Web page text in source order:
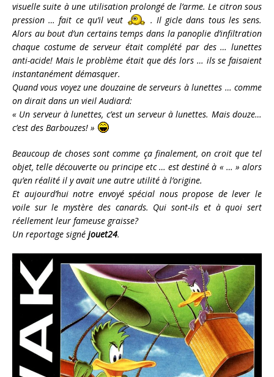
visuelle suite à une utilisation prolongé de l’arme. Le citron sous
pression … fait ce qu’il veut
. Il gicle dans tous les sens.
Alors au bout d’un certains temps dans la panoplie d’infiltration
chaque costume de serveur était complété par des … lunettes
anti-acide! Mais le problème était que dés lors … ils se faisaient
instantanément démasquer.
Quand vous voyez une douzaine de serveurs à lunettes … comme
on dirait dans un vieil Audiard:
« Un serveur à lunettes, c’est un serveur à lunettes. Mais douze…
c’est des Barbouzes! »
Beaucoup de choses sont comme ça finalement, on croit que tel
objet, telle découverte ou principe etc … est destiné à « … » alors
qu’en réalité il y avait une autre utilité à l’origine.
Et aujourd’hui notre envoyé spécial nous propose de lever le
voile sur le mystère des canards. Qui sont-ils et à quoi sert
réellement leur fameuse graisse?
Un reportage signé jouet24.